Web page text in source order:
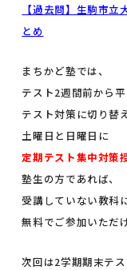
【過去問】生駒市
とめ
まちかど塾では、
テスト2週間前から
テスト対策に切り替
土曜日と日曜日に
定期テスト集中対策
塾生の方であれば、
受講していない教科
無料でご参加いただ
次回は2学期期末テス